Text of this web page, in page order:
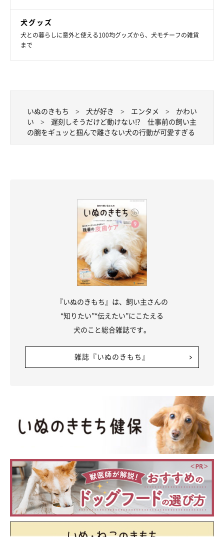
犬グッズ
犬との暮らしに意外と使える100均グッズから、犬モチーフの雑貨
まで
いぬのきもち 犬が好き エンタメ
かわい
い
遅刻しそうだけど動けない!? 仕事前の飼い主
の腕をギュッと掴んで離さない犬の行動が可愛すぎる
『いぬのきもち』は、飼い主さんの
“知りたい”“伝えたい”にこたえる
犬のこと総合雑誌です。
雑誌『いぬのきもち』